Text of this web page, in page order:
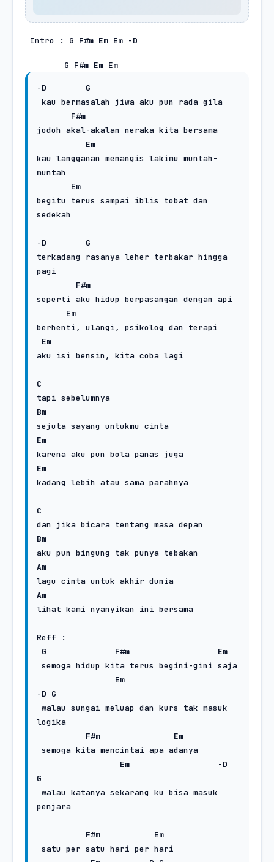
Intro : G F#m Em Em -D
G F#m Em Em
-D
G
F#m
jodoh akal-akalan neraka kita bersama
Em
kau langganan menangis lakimu muntah-
muntah
Em
begitu terus sampai iblis tobat dan
sedekah
-D
G
terkadang rasanya leher terbakar hingga
pagi
F#m
seperti aku hidup berpasangan dengan api
Em
berhenti, ulangi, psikolog dan terapi
Em
aku isi bensin, kita coba lagi
C
Bm
Em
Em
kadang lebih atau sama parahnya
C
Bm
Am
Am
lihat kami nyanyikan ini bersama
Reff :
G
F#m
Em
Em
-D G
logika
F#m
Em
Em
                  -
D
G
penjara
F#m
Em